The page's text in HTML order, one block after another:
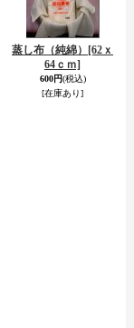
蒸し布（純綿）
[62ｘ
64ｃｍ]
600円(税込)
[在庫あり]